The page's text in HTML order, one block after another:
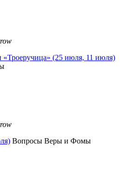
(25 июля, 11 июля)
Вопросы Веры и Фомы